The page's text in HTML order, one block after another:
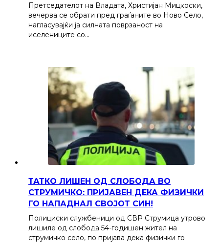
Претседателот на Владата, Христијан Мицкоски,
вечерва се обрати пред граѓаните во Ново Село,
нагласувајќи ја силната поврзаност на
иселениците со…
ТАТКО ЛИШЕН ОД СЛОБОДА ВО
СТРУМИЧКО: ПРИЈАВЕН ДЕКА ФИЗИЧКИ
ГО НАПАДНАЛ СВОЈОТ СИН!
Полициски службеници од СВР Струмица утрово
лишиле од слобода 54-годишен жител на
струмичко село, по пријава дека физички го